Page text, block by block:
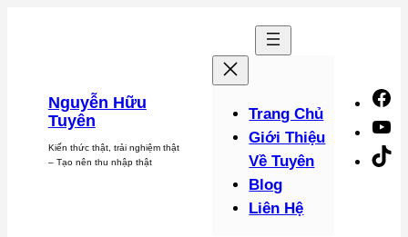
Nguyễn Hữu
Tuyên
Kiến thức thật, trải nghiệm thật
– Tạo nên thu nhập thật
Trang Chủ
Giới Thiệu
Về Tuyên
Blog
Liên Hệ